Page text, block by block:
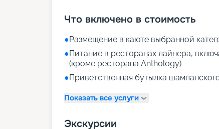
Что включено в стоимость
●Размещение в каюте выбранной
●Питание в ресторанах лайнера,
(кроме ресторана Anthology)
●Приветственная бутылка
Показать все услуги
Экскурсии